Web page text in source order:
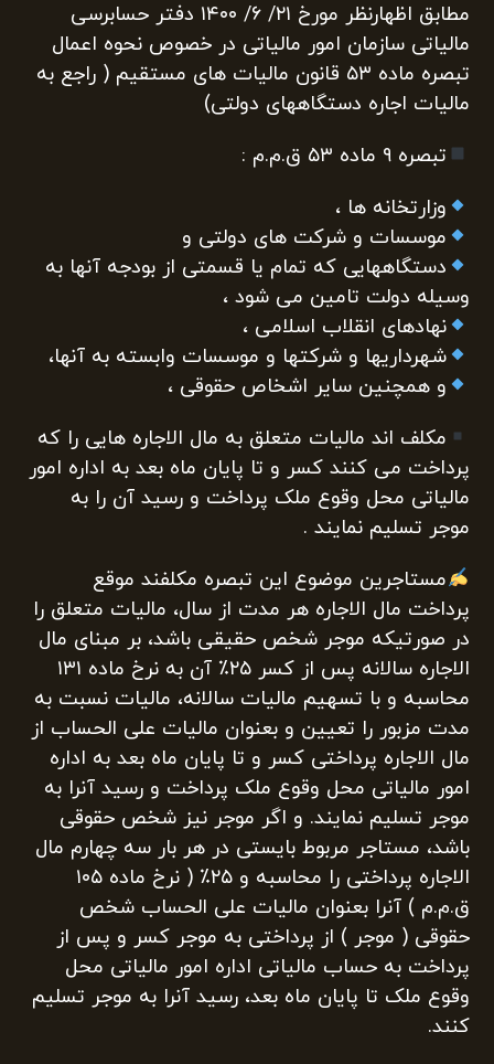
مطابق اظهارنظر مورخ ۲۱/ ۶/ ۱۴۰۰ دفتر حسابرسی
مالیاتی سازمان امور مالیاتی در خصوص نحوه اعمال
تبصره ماده ۵۳ قانون مالیات های مستقیم ( راجع به
مالیات اجاره دستگاههای دولتی)
تبصره ۹ ماده ۵۳ ق.م.م :
وزارتخانه ها ،
موسسات و شرکت های دولتی و
دستگاههایی که تمام یا قسمتی از بودجه آنها به
وسیله دولت تامین می شود ،
نهادهای انقلاب اسلامی ،
شهرداریها و شرکتها و موسسات وابسته به آنها،
و همچنین سایر اشخاص حقوقی ،
مکلف اند مالیات متعلق به مال الاجاره هایی را که
پرداخت می کنند کسر و تا پایان ماه بعد به اداره امور
مالیاتی محل وقوع ملک پرداخت و رسید آن را به
موجر تسلیم نمایند .
مستاجرین موضوع این تبصره مکلفند موقع
پرداخت مال الاجاره هر مدت از سال، مالیات متعلق را
در صورتیکه موجر شخص حقیقی باشد، بر مبنای مال
الاجاره سالانه پس از کسر ۲۵٪ آن به نرخ ماده ۱۳۱
محاسبه و با تسهیم مالیات سالانه، مالیات نسبت به
مدت مزبور را تعیین و بعنوان مالیات علی الحساب از
مال الاجاره پرداختی کسر و تا پایان ماه بعد به اداره
امور مالیاتی محل وقوع ملک پرداخت و رسید آنرا به
موجر تسلیم نمایند. و اگر موجر نیز شخص حقوقی
باشد، مستاجر مربوط بایستی در هر بار سه چهارم مال
الاجاره پرداختی را محاسبه و ۲۵٪ ( نرخ ماده ۱۰۵
ق.م.م ) آنرا بعنوان مالیات علی الحساب شخص
حقوقی ( موجر ) از پرداختی به موجر کسر و پس از
پرداخت به حساب مالیاتی اداره امور مالیاتی محل
وقوع ملک تا پایان ماه بعد، رسید آنرا به موجر تسلیم
کنند.